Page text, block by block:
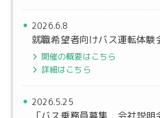
2026.6.8
就職希望者向けバス運転体験
開催の概要はこちら
詳細はこちら
2026.5.25